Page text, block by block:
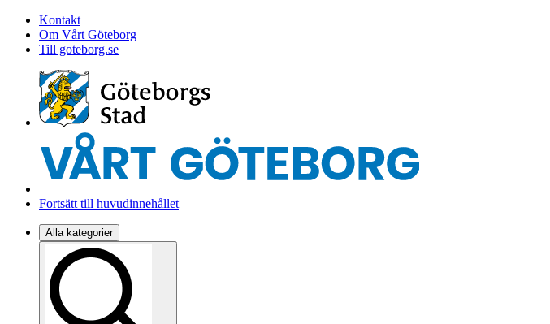
Kontakt
Om Vårt Göteborg
Till goteborg.se
Fortsätt till huvudinnehållet
Alla kategorier